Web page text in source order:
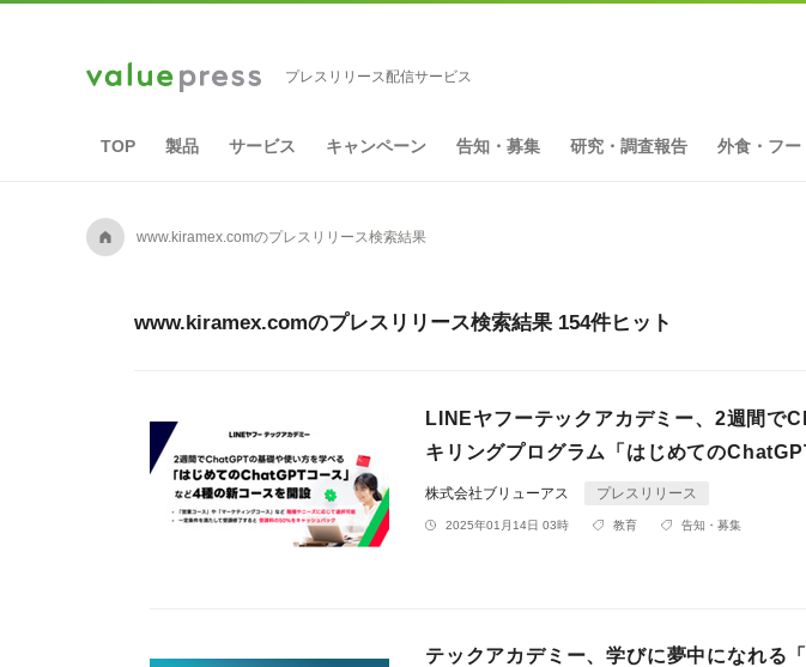
プレスリリース配信サービス
TOP 製品 サービス キャンペーン 告知・募集 研究・調査報告 外食・フー
A www.kiramex.comのプレスリリース検索結果
www.kiramex.comのプレスリリース検索結果 154件ヒット
LINEヤフーテックアカデミー、2週間で
キリングプログラム「はじめての
株式会社ブリューアス プレスリリース
2025年01月14日 03時 教育 告知・募集
テックアカデミー、学びに夢中になれる